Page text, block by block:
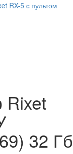
RX-5 с пультом
Rixet
32 Гб